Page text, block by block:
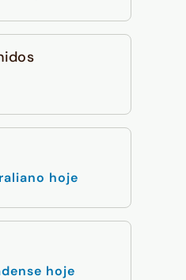
hoje
hoje